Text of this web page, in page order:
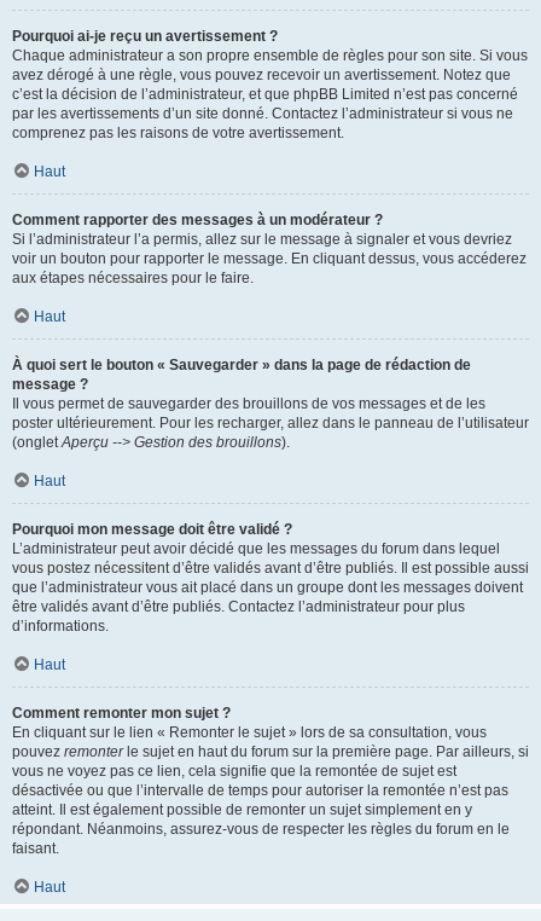
Pourquoi ai-je reçu un avertissement ?
Chaque administrateur a son propre ensemble de règles pour son site. Si vous
avez dérogé à une règle, vous pouvez recevoir un avertissement. Notez que
c’est la décision de l’administrateur, et que phpBB Limited n’est pas concerné
par les avertissements d’un site donné. Contactez l’administrateur si vous ne
comprenez pas les raisons de votre avertissement.
Haut
Comment rapporter des messages à un modérateur ?
Si l’administrateur l’a permis, allez sur le message à signaler et vous devriez
voir un bouton pour rapporter le message. En cliquant dessus, vous accéderez
aux étapes nécessaires pour le faire.
Haut
À quoi sert le bouton « Sauvegarder » dans la page de rédaction de
message ?
Il vous permet de sauvegarder des brouillons de vos messages et de les
poster ultérieurement. Pour les recharger, allez dans le panneau de l’utilisateur
(ongletAperçu --> Gestion des brouillons).
Haut
Pourquoi mon message doit être validé ?
L’administrateur peut avoir décidé que les messages du forum dans lequel
vous postez nécessitent d’être validés avant d’être publiés. Il est possible aussi
que l’administrateur vous ait placé dans un groupe dont les messages doivent
être validés avant d’être publiés. Contactez l’administrateur pour plus
d’informations.
Haut
Comment remonter mon sujet ?
En cliquant sur le lien « Remonter le sujet » lors de sa consultation, vous
pouvez remonterle sujet en haut du forum sur la première page. Par ailleurs, si
vous ne voyez pas ce lien, cela signifie que la remontée de sujet est
désactivée ou que l’intervalle de temps pour autoriser la remontée n’est pas
atteint. Il est également possible de remonter un sujet simplement en y
répondant. Néanmoins, assurez-vous de respecter les règles du forum en le
faisant.
Haut